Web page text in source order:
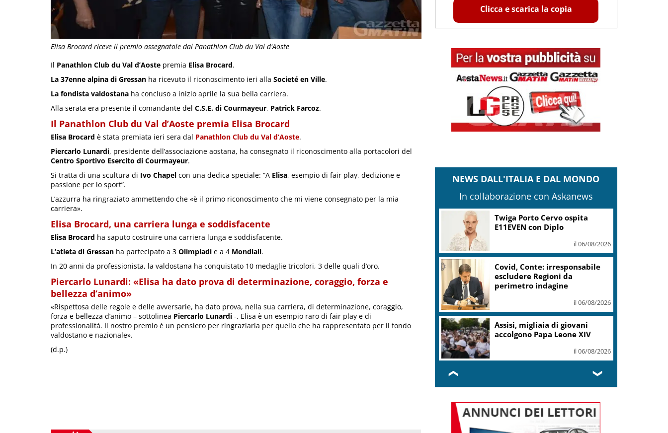
Elisa Brocard riceve il premio assegnatole dal Panathlon Club du Val d'Aoste
Il Panathlon Club du Val d’Aoste premia Elisa Brocard.
La 37enne alpina di Gressan ha ricevuto il riconoscimento ieri alla Societé en Ville.
La fondista valdostana ha concluso a inizio aprile la sua bella carriera.
Alla serata era presente il comandante del C.S.E. di Courmayeur, Patrick Farcoz.
Il Panathlon Club du Val d’Aoste premia Elisa Brocard
Elisa Brocard è stata premiata ieri sera dal Panathlon Club du Val d’Aoste.
Piercarlo Lunardi, presidente dell’associazione aostana, ha consegnato il riconoscimento alla portacolori del
Centro Sportivo Esercito di Courmayeur.
Si tratta di una scultura di Ivo Chapel con una dedica speciale: “A Elisa, esempio di fair play, dedizione e
passione per lo sport”.
L’azzurra ha ringraziato ammettendo che «è il primo riconoscimento che mi viene consegnato per la mia
carriera».
Elisa Brocard, una carriera lunga e soddisfacente
Elisa Brocard ha saputo costruire una carriera lunga e soddisfacente.
L’atleta di Gressan ha partecipato a 3 Olimpiadi e a 4 Mondiali.
In 20 anni da professionista, la valdostana ha conquistato 10 medaglie tricolori, 3 delle quali d’oro.
Piercarlo Lunardi: «Elisa ha dato prova di determinazione, coraggio, forza e
bellezza d’animo»
«Rispettosa delle regole e delle avversarie, ha dato prova, nella sua carriera, di determinazione, coraggio,
forza e bellezza d’animo – sottolinea Piercarlo Lunardi -. Elisa è un esempio raro di fair play e di
professionalità. Il nostro premio è un pensiero per ringraziarla per quello che ha rappresentato per il fondo
valdostano e nazionale».
(d.p.)
Clicca e scarica la copia
NEWS DALL'ITALIA E DAL MONDO
In collaborazione con Askanews
Covid, Conte deposita
“documento anonimo” su
il 06/08/2026
Vino, “Calici di Stelle”: il 10
agosto tanti eventi in tutta
il 06/08/2026
Commissione del Senato Usa
oltraggio al Congresso
il 06/08/2026